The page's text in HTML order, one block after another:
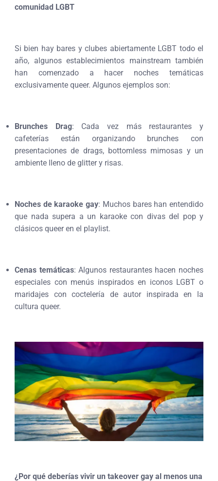
comunidad LGBT
Si bien hay bares y clubes abiertamente LGBT todo el
año, algunos establecimientos mainstream también
han comenzado a hacer noches temáticas
exclusivamente queer. Algunos ejemplos son:
Brunches Drag: Cada vez más restaurantes y
cafeterías están organizando brunches con
presentaciones de drags, bottomless mimosas y un
ambiente lleno de glitter y risas.
Noches de karaoke gay: Muchos bares han entendido
que nada supera a un karaoke con divas del pop y
clásicos queer en el playlist.
Cenas temáticas: Algunos restaurantes hacen noches
especiales con menús inspirados en iconos LGBT o
maridajes con coctelería de autor inspirada en la
cultura queer.
¿Por qué deberías vivir un takeover gay al menos una